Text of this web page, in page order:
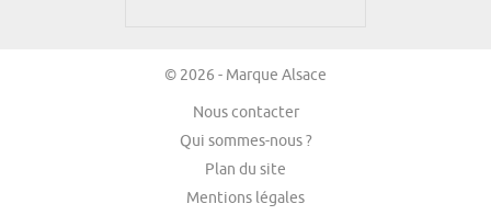
© 2026 - Marque Alsace
Nous contacter
Qui sommes-nous ?
Plan du site
Mentions légales